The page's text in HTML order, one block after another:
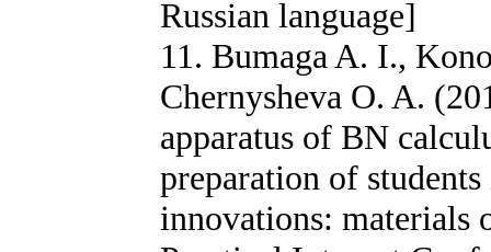
Russian language]
11. Bumaga A. I.,
Chernysheva O. A.
apparatus of BN
preparation of
innovations: materials